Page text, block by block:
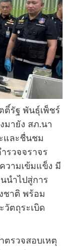
ติ์รัฐ พันธุ์เพ็ชร์
มายัง สภ.นา
และชื่นชม
รวจจราจร
วามเข้มแข็ง มี
นำไปสู่การ
ชาติ พร้อม
วัตถุระเบิด
ตรวจสอบเหตุ